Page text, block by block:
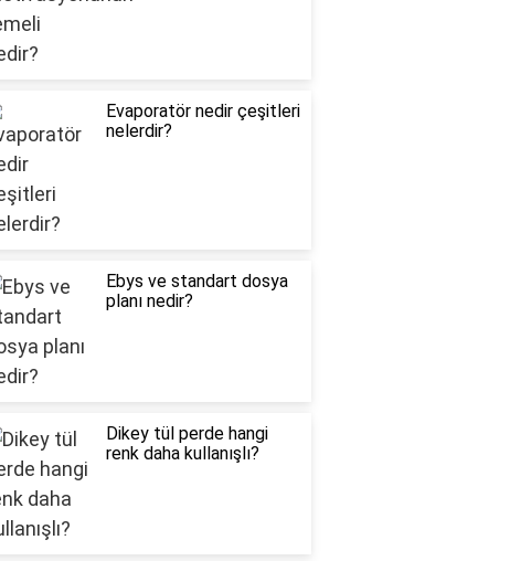
Evaporatör nedir çeşitleri
nelerdir?
Ebys ve standart dosya
planı nedir?
Dikey tül perde hangi
renk daha kullanışlı?